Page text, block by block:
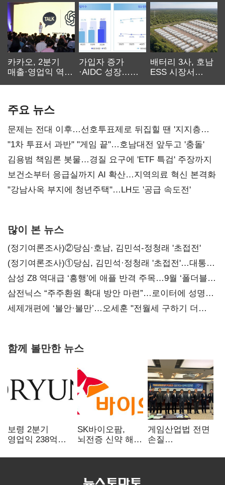
카카오, 2분기
매출·영업익 역대
가입자 증가
·AIDC 성장…
배터리 3사, 호남
ESS 시장서
주요 뉴스
문제는 전대 이후…선호투표제로 뒤집힐 땐 '지지층
불복'
"1차 투표서 과반" "게임 끝"…호남대전 앞두고 '충돌'
김용범 책임론 봇물…경질 요구에 'ETF 특검' 주장까지
보건소부터 응급실까지 AI 확산…지역의료 혁신 본격화
"강남사옥 부지에 청년주택"…LH도 '공급 속도전'
많이 본 뉴스
(정기여론조사)②당심·호남, 김민석-정청래 '초접전'
(정기여론조사)①당심, 김민석·정청래 '초접전'…대통령
지지도 '50% 아래로'(종합)
삼성 Z8 역대급 ‘흥행’에 애플 반격 주목…9월 ‘폴더블
대전’
삼전닉스 “주주환원 확대 방안 마련”…로이터에 성명
보내
세제개편에 ‘불안·불만’…오세훈 "전월세 구하기 더
함께 볼만한 뉴스
보령 2분기
영업익 238억…
SK바이오팜,
뇌전증 신약 해외
차세대 신약 개발
게임산업법 전면
손질
규제 걷고